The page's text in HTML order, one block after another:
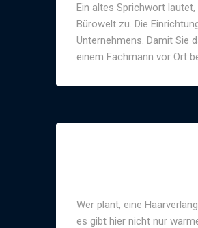
Ein altes Sprichwort
Bürowelt zu. Die
Unternehmens. Damit Sie
einem Fachmann vor Ort
Wer plant, eine
es gibt hier nicht nur